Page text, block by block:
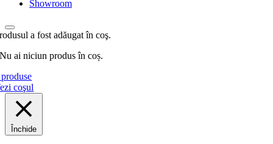
Showroom
a fost adăugat în coş.
Nu ai niciun produs în coș.
coşul
Închide